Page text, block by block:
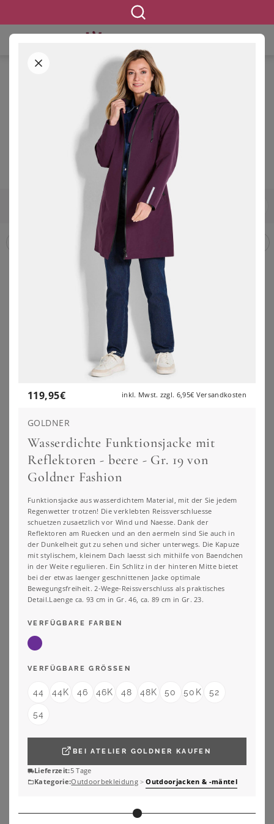
STARTSEITE BEKLEIDUNG
OUTDOORBEKLEIDUNG
OUTDOORJACKEN & -MÄNTEL
Outdoorjacken & -mäntel in
großen Größen
1213 ERGEBNISSE
44 46 48
Outdoorjacken & -mäntel
FILTERN
SHEEGO
Jacke
99,99€
ZUSHEEGO
Jacke
112,00€
ZUSHEEGO
STOY
126,99€ 3.5★★★★★(2)
JACK WOLFSKIN
220,00€
119,95€ inkl. Mwst. zzgl. 6,95€ Versandkosten
GOLDNER
Wasserdichte Funktionsjacke mit
Reflektoren - beere - Gr. 19 von
Goldner Fashion
Funktionsjacke aus wasserdichtem Material, mit der Sie jedem
Regenwetter trotzen! Die verklebten Reissverschluesse
schuetzen zusaetzlich vor Wind und Naesse. Dank der
Reflektoren am Ruecken und an den aermeln sind Sie auch in
der Dunkelheit gut zu sehen und sicher unterwegs. Die Kapuze
mit stylischem, kleinem Dach laesst sich mithilfe von Baendchen
in der Weite regulieren. Ein Schlitz in der hinteren Mitte bietet
bei der etwas laenger geschnittenen Jacke optimale
Bewegungsfreiheit. 2-Wege-Reissverschluss als praktisches
Detail.Laenge ca. 93 cm in Gr. 46, ca. 89 cm in Gr. 23.
VERFÜGBARE FARBEN
VERFÜGBARE GRÖSSEN
44 44K 46 46K 48 48K 50 50K 52
54
BEIATELIER GOLDNER KAUFEN
Lieferzeit:5 Tage
Kategorie:Outdoorbekleidung > Outdoorjacken & -mäntel